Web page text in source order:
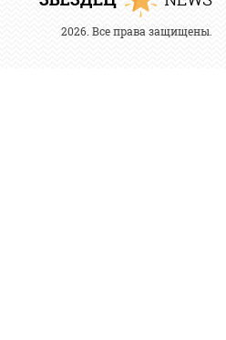
2026. Все права защищены.